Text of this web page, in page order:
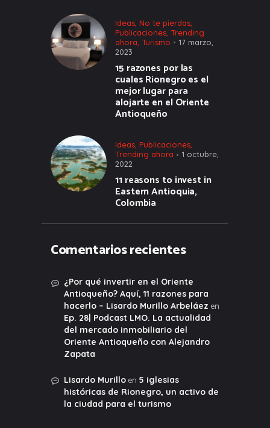
Ideas No te pierdas
Publicaciones Trending
ahora Turismo
17 marzo,
2023
15 razones por las
cuales Rionegro es el
mejor lugar para
alojarte en el Oriente
Antioqueño
Ideas, Publicaciones,
Trending ahora
1 octubre,
2022
11 reasons to invest in
Eastern Antioquia,
Colombia
Comentarios recientes
¿Por qué invertir en el Oriente
Antioqueño? Aquí, 11 razones para
hacerlo – Lisardo Murillo Arbeláez en
Ep. 28| Podcast LMO. La actualidad
del mercado inmobiliario del
Oriente Antioqueño con Alejandro
Zapata
Lisardo Murilloen 5 iglesias
históricas de Rionegro, un activo de
la ciudad para el turismo